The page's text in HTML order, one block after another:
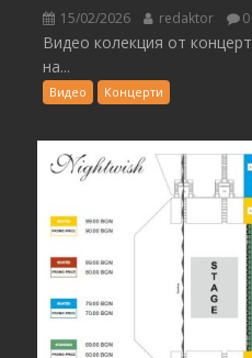
15/02/2026 redaktor 0
Видео колекция от
на...
Видео Концерти